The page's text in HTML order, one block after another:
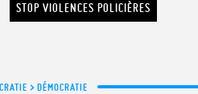
STOP VIOLENCES POLICIÈRES
>DÉMOCRATIE